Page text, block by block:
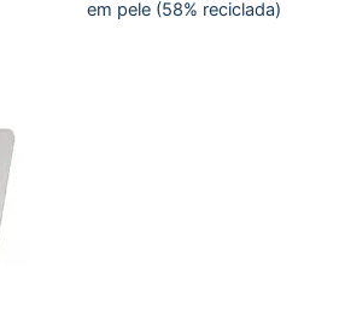
em pele (58% reciclada)